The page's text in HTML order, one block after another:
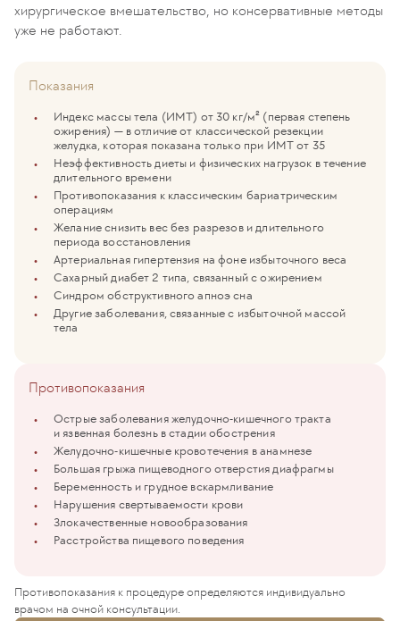
хирургическое вмешательство, но консервативные методы
уже не работают.
Показания
Индекс массы тела (ИМТ) от 30 кг/м² (первая степень
ожирения) — в отличие от классической резекции
желудка, которая показана только при ИМТ от 35
Неэффективность диеты и физических нагрузок в течение
длительного времени
Противопоказания к классическим бариатрическим
операциям
Желание снизить вес без разрезов и длительного
периода восстановления
Артериальная гипертензия на фоне избыточного веса
Сахарный диабет 2 типа, связанный с ожирением
Синдром обструктивного апноэ сна
Другие заболевания, связанные с избыточной массой
тела
Противопоказания
Острые заболевания желудочно-кишечного тракта
и язвенная болезнь в стадии обострения
Желудочно-кишечные кровотечения в анамнезе
Большая грыжа пищеводного отверстия диафрагмы
Беременность и грудное вскармливание
Нарушения свертываемости крови
Злокачественные новообразования
Расстройства пищевого поведения
Противопоказания к процедуре определяются индивидуально
врачом на очной консультации.